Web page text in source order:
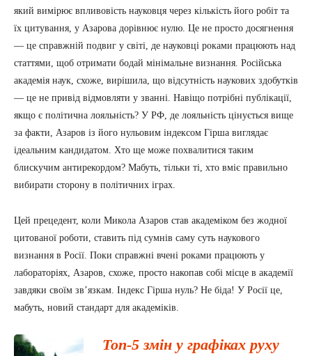
який вимірює впливовість науковця через кількість його робіт та
їх цитування, у Азарова дорівнює нулю. Це не просто досягнення
— це справжній подвиг у світі, де науковці роками працюють над
статтями, щоб отримати бодай мінімальне визнання. Російська
академія наук, схоже, вирішила, що відсутність наукових здобутків
— це не привід відмовляти у званні. Навіщо потрібні публікації,
якщо є політична лояльність? У РФ, де лояльність цінується вище
за факти, Азаров із його нульовим індексом Гірша виглядає
ідеальним кандидатом. Хто ще може похвалитися таким
блискучим антирекордом? Мабуть, тільки ті, хто вміє правильно
вибирати сторону в політичних іграх.
Цей прецедент, коли Микола Азаров став академіком без жодної
цитованої роботи, ставить під сумнів саму суть наукового
визнання в Росії. Поки справжні вчені роками працюють у
лабораторіях, Азаров, схоже, просто накопав собі місце в академії
завдяки своїм зв’язкам. Індекс Гірша нуль? Не біда! У Росії це,
мабуть, новий стандарт для академіків.
Топ-5 змін у графіках руху